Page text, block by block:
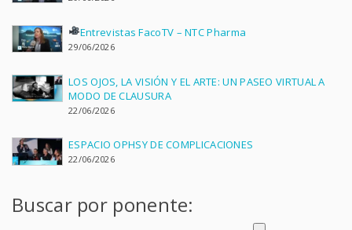
Entrevistas FacoTV – NTC Pharma
29/06/2026
LOS OJOS, LA VISIÓN Y EL ARTE: UN PASEO VIRTUAL A
MODO DE CLAUSURA
22/06/2026
ESPACIO OPHSY DE COMPLICACIONES
22/06/2026
Buscar por ponente: